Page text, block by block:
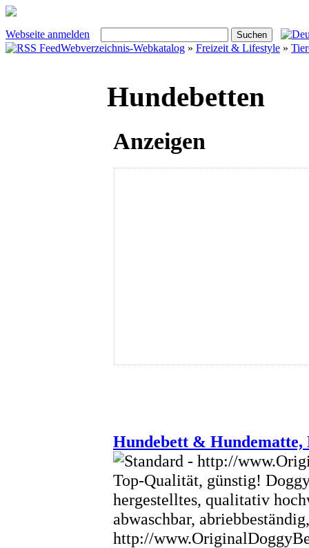
Webseite anmelden
Webverzeichnis-Webkatalog » Freizeit & Lifestyle »
Hundebetten
Anzeigen
Hundebett & Hundematte,
Top-Qualität, günstig!
hergestelltes, qualitativ
abwaschbar,
http://